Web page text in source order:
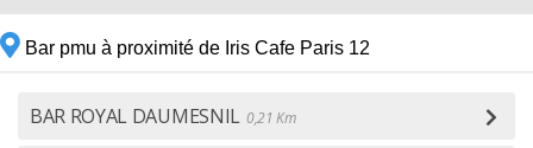
Bar pmu à proximité de Iris Cafe Paris 12
BAR ROYAL DAUMESNIL 0,21 Km